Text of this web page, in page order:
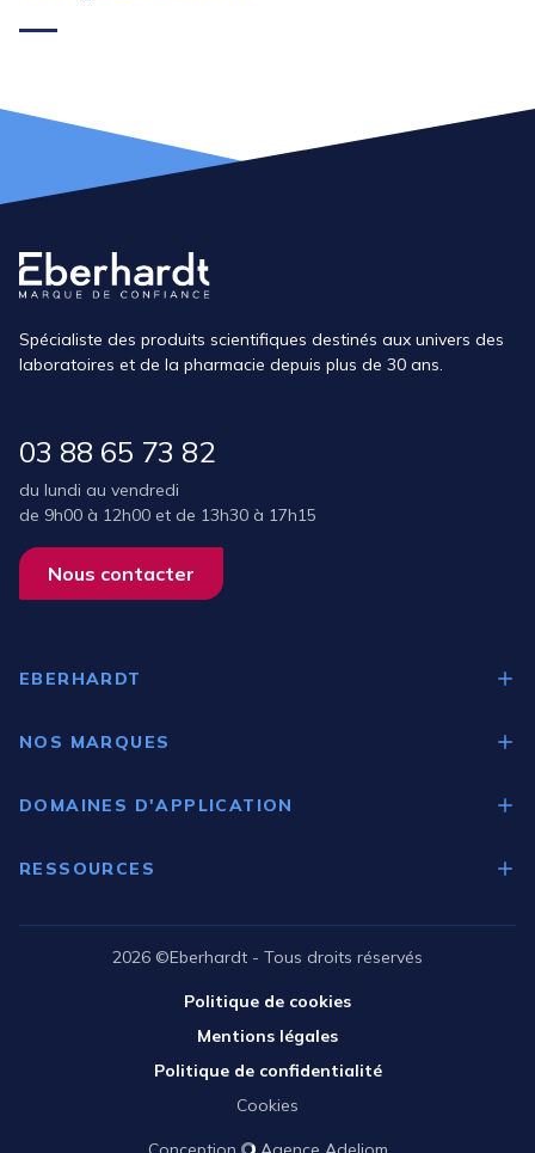
Spécialiste des produits scientifiques destinés aux univers des
laboratoires et de la pharmacie depuis plus de 30 ans.
03 88 65 73 82
du lundi au vendredi
de 9h00 à 12h00 et de 13h30 à 17h15
Nous contacter
EBERHARDT
NOS MARQUES
Brema
DOMAINES D'APPLICATION
Industries
Recherche académique
RESSOURCES
Catalogue Scientifique
Catalogue Pharmacie
2026 ©Eberhardt - Tous droits réservés
Politique de cookies
Mentions légales
Politique de confidentialité
Cookies